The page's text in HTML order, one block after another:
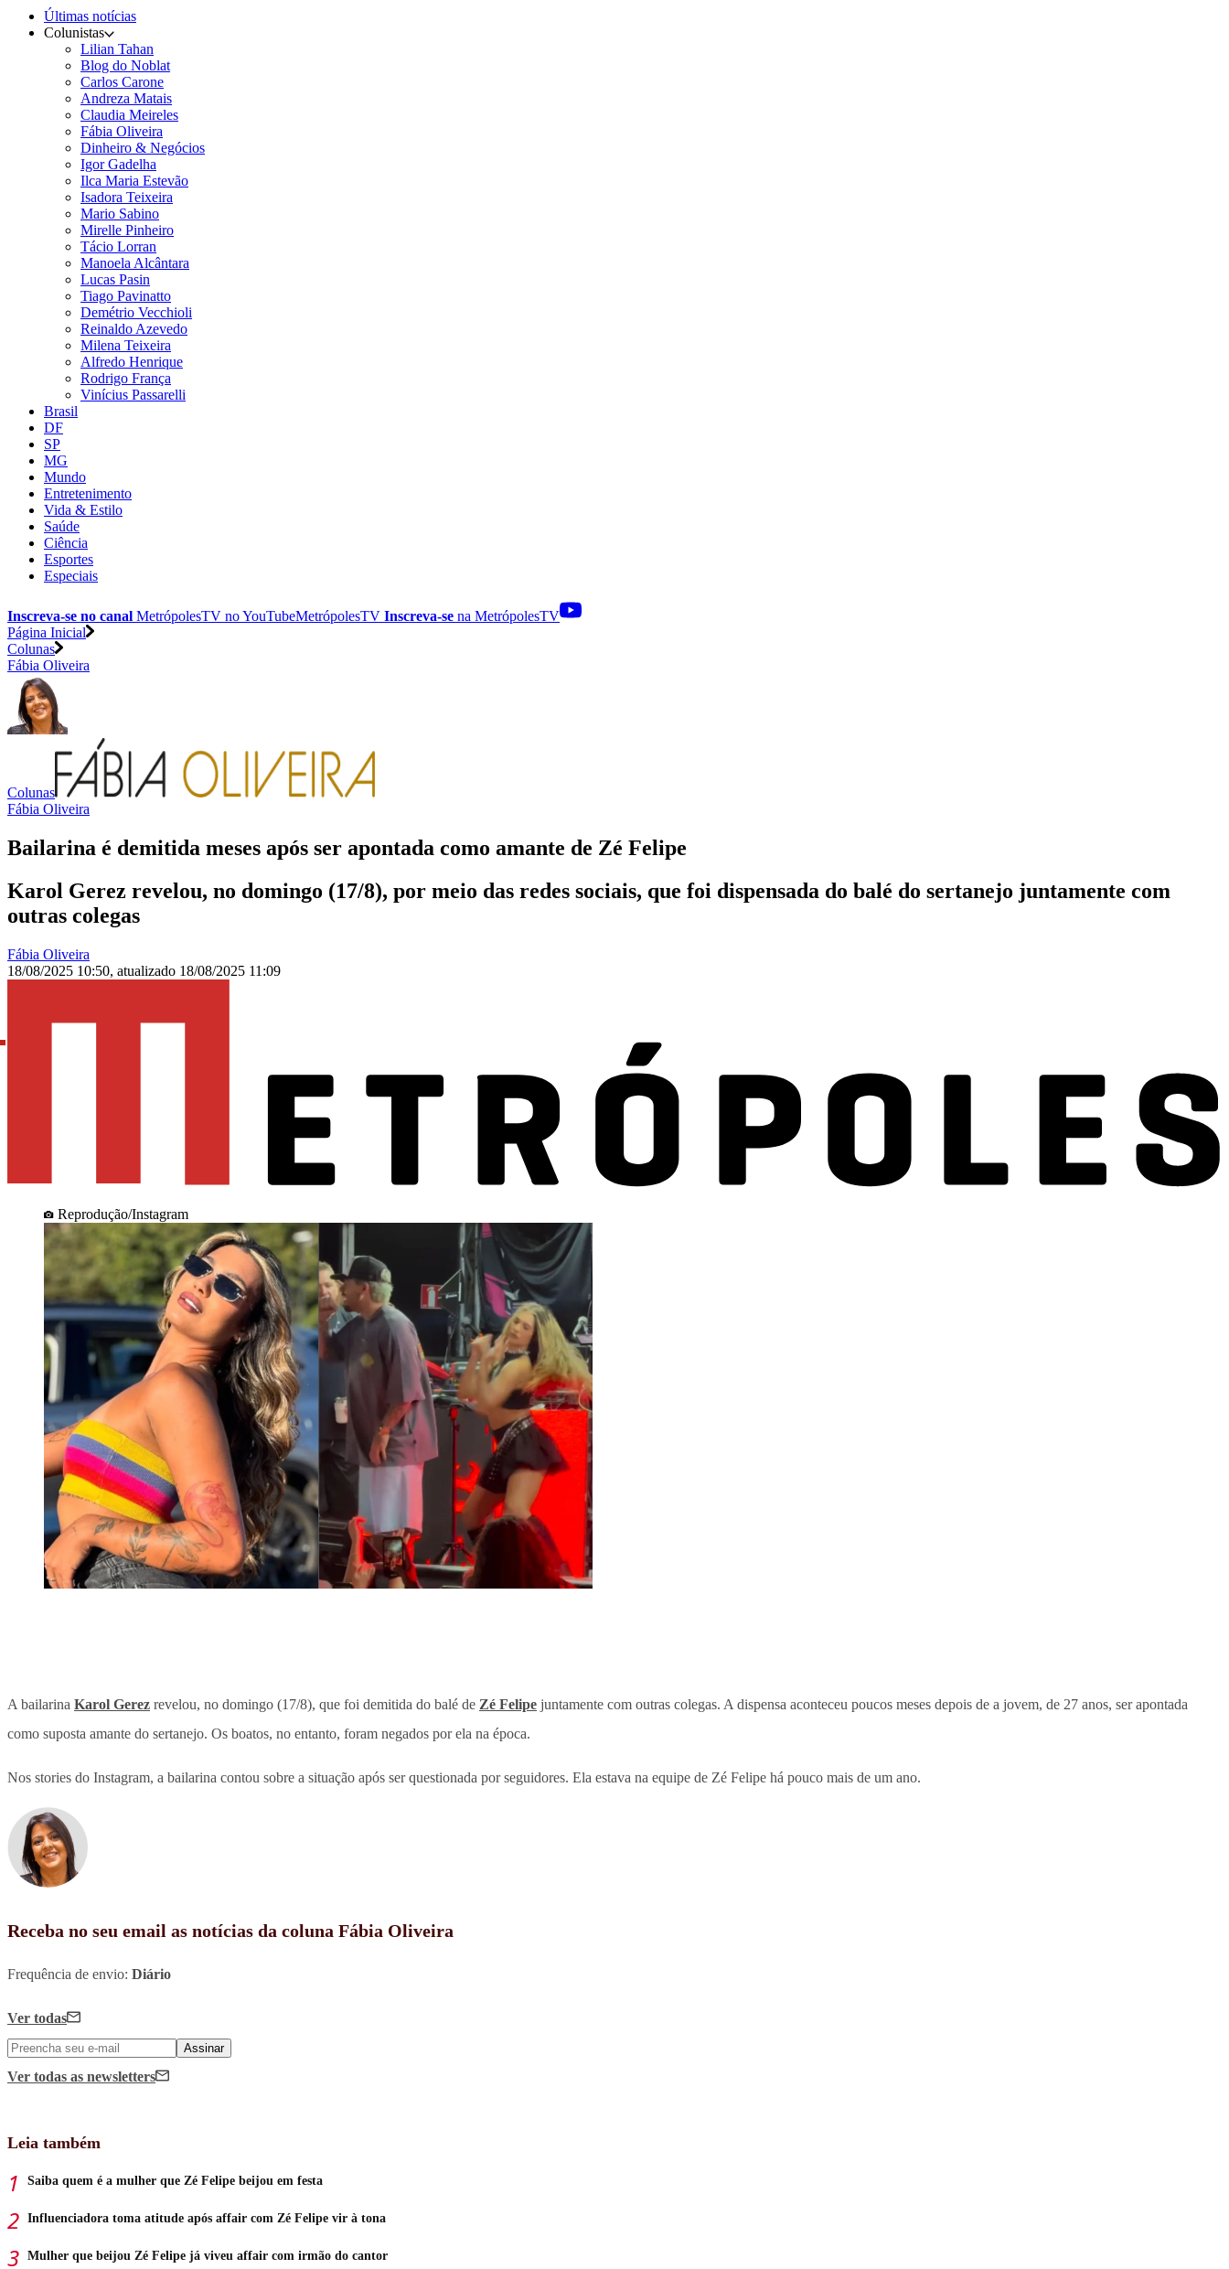
Últimas notícias
Colunistas
Lilian Tahan
Blog do Noblat
Carlos Carone
Andreza Matais
Claudia Meireles
Fábia Oliveira
Dinheiro & Negócios
Igor Gadelha
Ilca Maria Estevão
Isadora Teixeira
Mario Sabino
Mirelle Pinheiro
Tácio Lorran
Manoela Alcântara
Lucas Pasin
Tiago Pavinatto
Demétrio Vecchioli
Reinaldo Azevedo
Milena Teixeira
Alfredo Henrique
Rodrigo França
Vinícius Passarelli
Brasil
DF
SP
MG
Mundo
Entretenimento
Vida & Estilo
Saúde
Ciência
Esportes
Especiais
Inscreva-se no canal MetrópolesTV noYouTubeMetrópolesTV Inscreva-se na MetrópolesTV
Página Inicial
Colunas
Fábia Oliveira
Colunas
Fábia Oliveira
Bailarina é demitida meses após ser apontada como amante de Zé Felipe
Karol Gerez revelou, no domingo (17/8), por meio das redes sociais, que foi dispensada do balé do sertanejo juntamente com
outras colegas
Fábia Oliveira
18/08/2025 10:50, atualizado 18/08/2025 11:09
Reprodução/Instagram
A bailarina Karol Gerez revelou, no domingo (17/8), que foi demitida do balé de Zé Felipe juntamente com outras colegas. A dispensa aconteceu poucos meses depois de a jovem, de 27 anos, ser apontada
como suposta amante do sertanejo. Os boatos, no entanto, foram negados por ela na época.
Nos stories do Instagram, a bailarina contou sobre a situação após ser questionada por seguidores. Ela estava na equipe de Zé Felipe há pouco mais de um ano.
Receba no seu email as notícias da coluna Fábia Oliveira
Frequência de envio: Diário
Ver todas
Assinar
Ver todas as newsletters
Leia também
Saiba quem é a mulher que Zé Felipe beijou em festa
Influenciadora toma atitude após affair com Zé Felipe vir à tona
Mulher que beijou Zé Felipe já viveu affair com irmão do cantor